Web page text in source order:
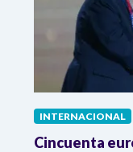
INTERNACIONAL
Cincuenta